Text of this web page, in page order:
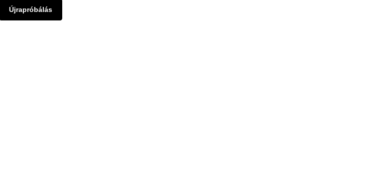
Újrapróbálás